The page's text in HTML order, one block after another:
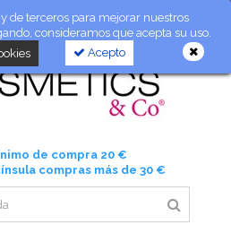
de terceros para mejorar nuestros
consideramos que acepta su uso.
Acepto
de compra 20 €
compras más de 30 €